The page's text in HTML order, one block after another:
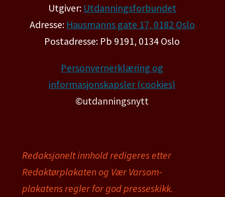
Utgiver: Utdanningsforbundet
Adresse: Hausmanns gate 17, 0182 Oslo
Postadresse: Pb 9191, 0134 Oslo
Personvernerklæring og
informasjonskapsler (cookies)
©utdanningsnytt
Redaksjonelt innhold redigeres etter
Redaktørplakaten og Vær Varsom-
plakatens regler for god presseskikk.